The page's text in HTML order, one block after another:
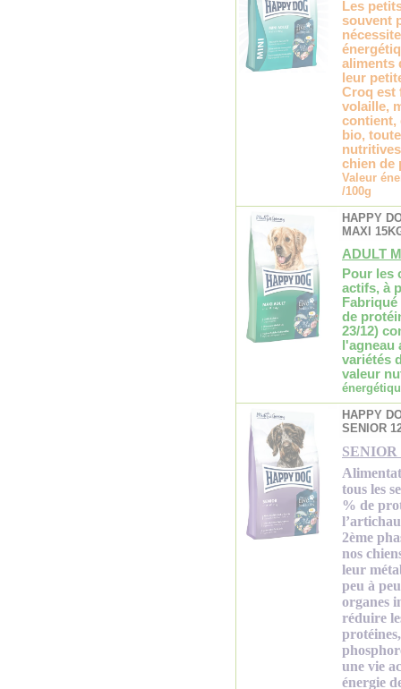
Les
souvent
aliments
leur
Croq est
volaille,
contient,
bio,
chien de
Valeur
/100g
HAPPY
MAXI
ADULT
Pour les
actifs, à
de
23/12)
l'agneau
variétés
valeur
HAPPY
SENIOR
SENIOR
tous les
% de
2ème
nos
leur
peu à
organes
réduire
une vie
énergie